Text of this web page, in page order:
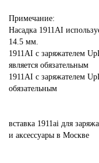
Примечание:
Насадка 1911AI
14.5 мм.
1911AI с заряжателем
является обязательным
1911AI с заряжателем
обязательным
вставка 1911ai для
и аксессуары в Москве